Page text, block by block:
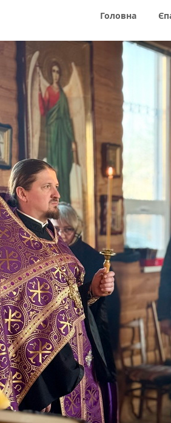
Головна